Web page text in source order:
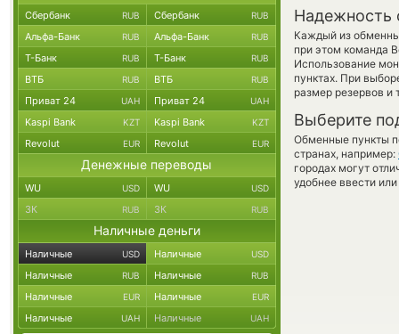
Надежность
Каждый из
при этом команда
Использование
пунктах. При
размер резервов и
Выберите
Обменные пункты
странах, например:
городах могут
удобнее ввести
Сбербанк RUB Сбербанк RUB
Альфа-Банк RUB Альфа-Банк RUB
Т-Банк RUB Т-Банк RUB
ВТБ RUB ВТБ RUB
Приват 24 UAH Приват 24 UAH
Kaspi Bank KZT Kaspi Bank KZT
Revolut EUR Revolut EUR
Денежные переводы
WU USD WU USD
ЗК RUB ЗК RUB
Наличные деньги
Наличные USD Наличные USD
Наличные RUB Наличные RUB
Наличные EUR Наличные EUR
Наличные UAH Наличные UAH